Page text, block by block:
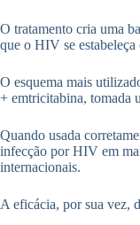
O tratamento cria uma
que o HIV se estabeleça
O esquema mais
+ emtricitabina, tomada
Quando usada
infecção por HIV em
internacionais.
A eficácia, por sua vez,